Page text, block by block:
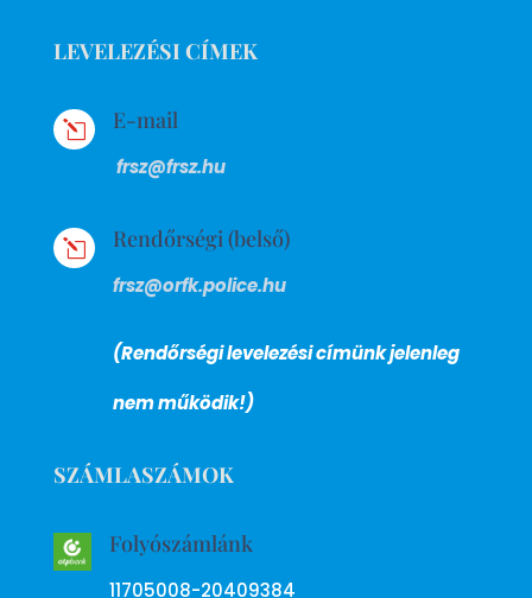
LEVELEZÉSI CÍMEK
l E-mail
frsz@frsz.hu
l Rendőrségi (belső)
frsz@orfk.police.hu
(Rendőrségi levelezési címünk jelenleg
nem működik!)
SZÁMLASZÁMOK
Folyószámlánk
11705008-20409384